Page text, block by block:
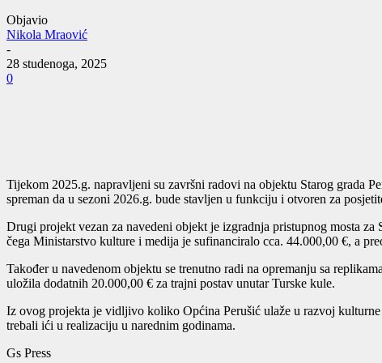
Objavio
Nikola Mraović
-
28 studenoga, 2025
0
Tijekom 2025.g. napravljeni su završni radovi na objektu Starog grada
spreman da u sezoni 2026.g. bude stavljen u funkciju i otvoren za
Drugi projekt vezan za navedeni objekt je izgradnja pristupnog mosta
čega Ministarstvo kulture i medija je sufinanciralo cca. 44.000,00 €, a
Također u navedenom objektu se trenutno radi na opremanju sa
uložila dodatnih 20.000,00 € za trajni postav unutar Turske kule.
Iz ovog projekta je vidljivo koliko Općina Perušić ulaže u razvoj
trebali ići u realizaciju u narednim godinama.
Gs Press